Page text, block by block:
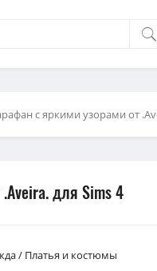
с яркими узорами от
для Sims 4
/ Платья и костюмы